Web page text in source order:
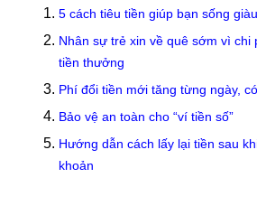
5 cách tiêu tiền giúp bạn sống
Nhân sự trẻ xin về quê sớm vì chi
tiền thưởng
Phí đổi tiền mới tăng từng ngày,
Bảo vệ an toàn cho “ví tiền số”
Hướng dẫn cách lấy lại tiền sau
khoản